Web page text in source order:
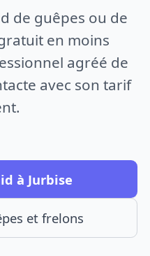
de guêpes ou de
en moins
agréé de
avec son tarif
à Jurbise
et frelons